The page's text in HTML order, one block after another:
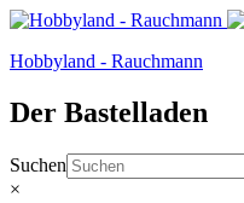
Hobbyland - Rauchmann
Der Bastelladen
Suchen
×